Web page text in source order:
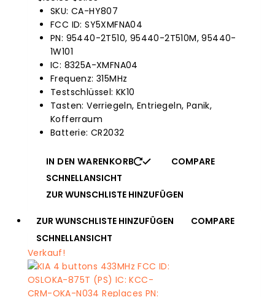
Originalpreis
war:
$150.00.
aktuelle
Preis
ist:
SKU: CA-HY807
FCC ID: SY5XMFNA04
PN: 95440-2T510, 95440-2T510M, 95440-
1W101
IC: 8325A-XMFNA04
Frequenz: 315MHz
Testschlüssel: KK10
Tasten: Verriegeln, Entriegeln, Panik,
Kofferraum
Batterie: CR2032
IN DEN WARENKORB
COMPARE
SCHNELLANSICHT
ZUR WUNSCHLISTE HINZUFÜGEN
ZUR WUNSCHLISTE HINZUFÜGEN
COMPARE
SCHNELLANSICHT
Verkauf!